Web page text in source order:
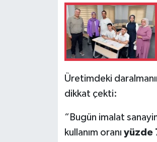
Üretimdeki
dikkat çekti:
“Bugün imalat
kullanım oranı yüzde